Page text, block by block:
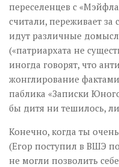
переселенцев с
считали, переживает
идут различные
(«патриархата не
иногда говорят, что
жонглирование
паблика «Записки
бы дитя ни тешилось,
Конечно, когда ты
(Егор поступил в ВШЭ
не могли позволить